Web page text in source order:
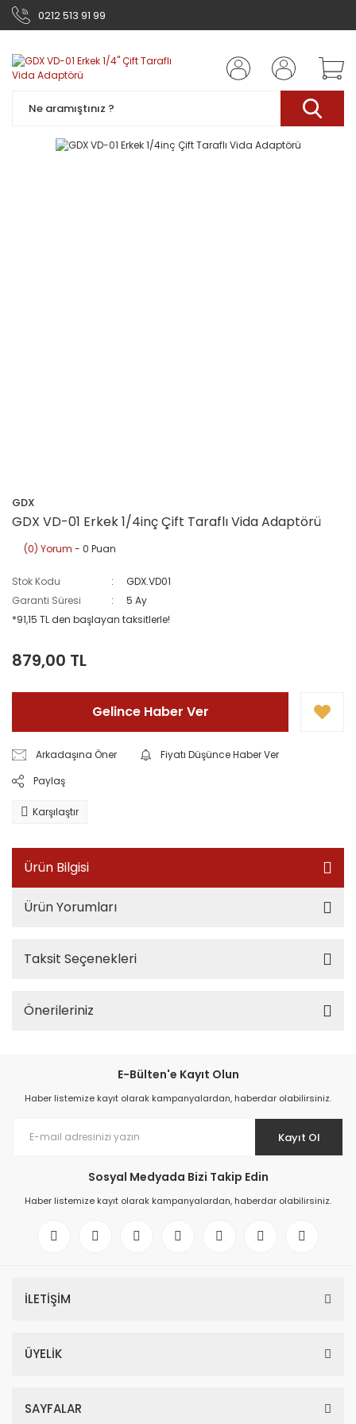
0212 513 91 99
GDX
GDX VD-01 Erkek 1/4inç Çift Taraflı Vida Adaptörü
(0) Yorum - 0 Puan
Stok Kodu
GDX.VD01
Garanti Süresi
5 Ay
*91,15 TL den başlayan taksitlerle!
879,00 TL
Gelince Haber Ver
Arkadaşına Öner
Fiyatı Düşünce Haber Ver
Paylaş
Karşılaştır
Ürün Bilgisi
Ürün Yorumları
Taksit Seçenekleri
Önerileriniz
E-Bülten'e Kayıt Olun
Haber listemize kayıt olarak kampanyalardan, haberdar olabilirsiniz.
Kayıt Ol
Sosyal Medyada Bizi Takip Edin
Haber listemize kayıt olarak kampanyalardan, haberdar olabilirsiniz.
İLETİŞİM
ÜYELİK
SAYFALAR